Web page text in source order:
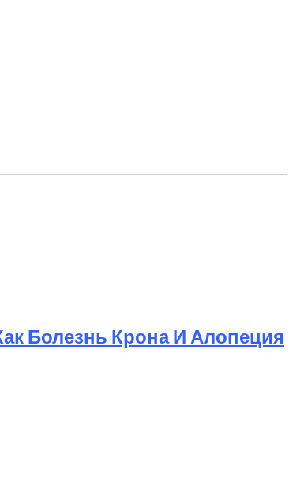
Болезнь Крона И Алопеция